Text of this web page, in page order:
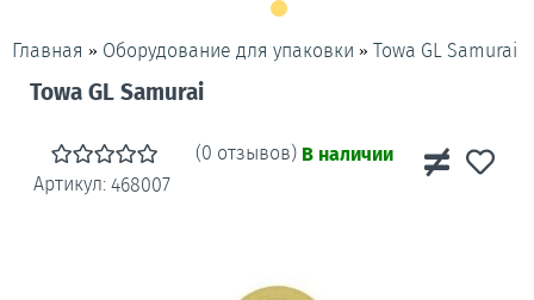
Главная » Оборудование для упаковки » Towa GL Samurai
Towa GL Samurai
(0 отзывов) В наличии
Артикул: 468007